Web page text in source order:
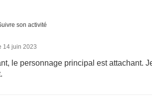
son activité
14 juin 2023
le personnage principal est attachant.